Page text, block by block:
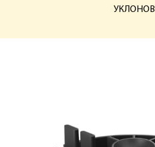
УКЛОНОВ